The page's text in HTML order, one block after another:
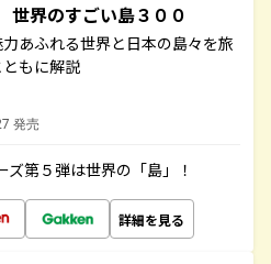
界のすごい島３００
あふれる世界と日本の島々を旅
もに解説
発売
ズ第５弾は世界の「島」！
詳細を見る